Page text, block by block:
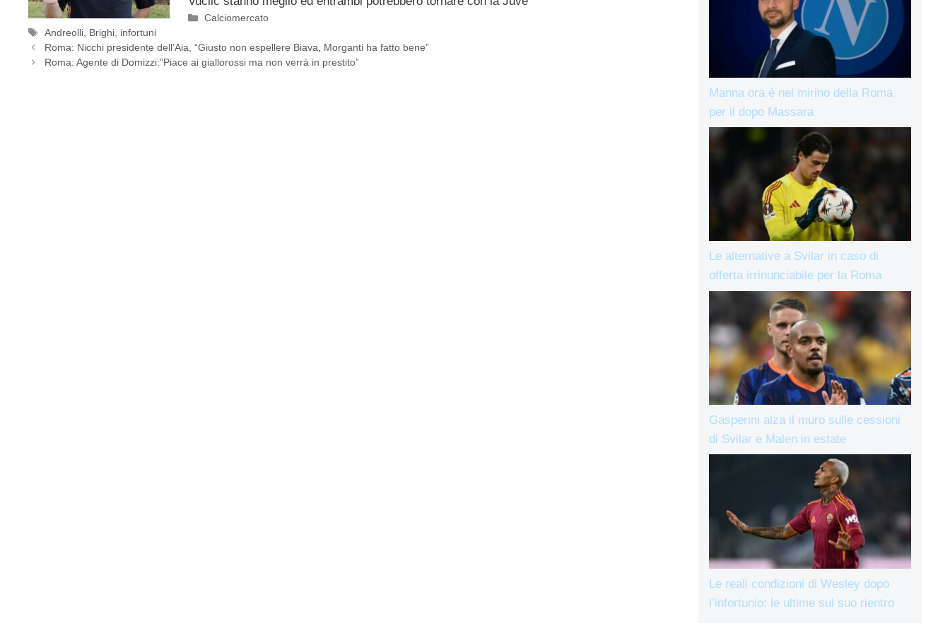
Categorie
Calciomercato
Tag
Andreolli, Brighi, infortuni
Roma: Nicchi presidente dell’Aia, “Giusto non espellere Biava, Morganti ha fatto bene”
Roma: Agente di Domizzi:”Piace ai giallorossi ma non verrà in prestito”
Manna ora è nel mirino della Roma
per il dopo Massara
Le alternative a Svilar in caso di
offerta irrinunciabile per la Roma
Gasperini alza il muro sulle cessioni
di Svilar e Malen in estate
Le reali condizioni di Wesley dopo
l’infortunio: le ultime sul suo rientro